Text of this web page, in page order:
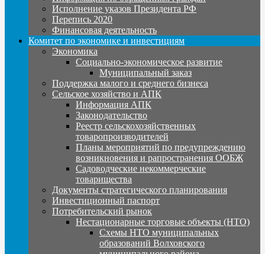
Исполнение указов Президента РФ
Перепись 2020
Финансовая деятельность
Комитет по экономике и инвестициям
Экономика
Социально-экономическое развитие
Муниципальный заказ
Поддержка малого и среднего бизнеса
Сельское хозяйство и АПК
Информация АПК
Законодательство
Реестр сельскохозяйственных
товаропроизводителей
Планы мероприятий по предупреждению
возникновения и рапространения ООБЖ
Садоводческие некоммерческие
товарищества
Документы стратегического планирования
Инвестиционный паспорт
Потребительский рынок
Нестационарные торговые объекты (НТО)
Схемы НТО муниципальных
образований Волховского